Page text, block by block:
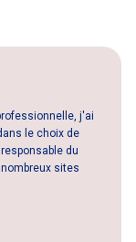
j'ai
le choix de
du
sites